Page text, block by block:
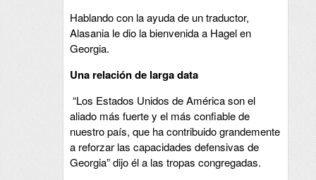
Hablando con la ayuda de un traductor,
Alasania le dio la bienvenida a Hagel en
Georgia.
Una relación de larga data
“Los Estados Unidos de América son el
aliado más fuerte y el más confiable de
nuestro país, que ha contribuido grandemente
a reforzar las capacidades defensivas de
Georgia” dijo él a las tropas congregadas.